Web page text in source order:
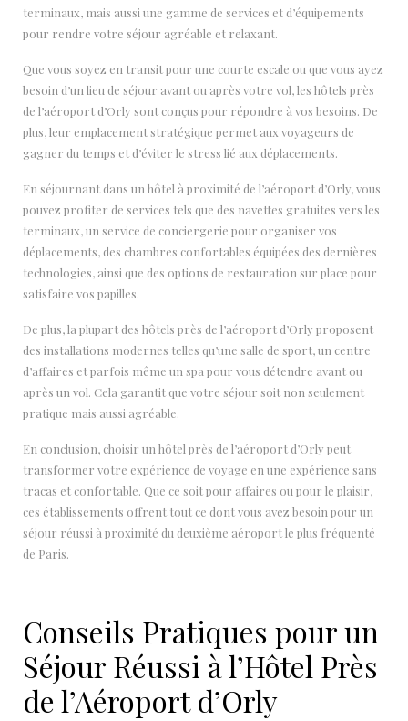
terminaux, mais aussi une gamme de services et d’équipements
pour rendre votre séjour agréable et relaxant.
Que vous soyez en transit pour une courte escale ou que vous ayez
besoin d’un lieu de séjour avant ou après votre vol, les hôtels près
de l’aéroport d’Orly sont conçus pour répondre à vos besoins. De
plus, leur emplacement stratégique permet aux voyageurs de
gagner du temps et d’éviter le stress lié aux déplacements.
En séjournant dans un hôtel à proximité de l’aéroport d’Orly, vous
pouvez profiter de services tels que des navettes gratuites vers les
terminaux, un service de conciergerie pour organiser vos
déplacements, des chambres confortables équipées des dernières
technologies, ainsi que des options de restauration sur place pour
satisfaire vos papilles.
De plus, la plupart des hôtels près de l’aéroport d’Orly proposent
des installations modernes telles qu’une salle de sport, un centre
d’affaires et parfois même un spa pour vous détendre avant ou
après un vol. Cela garantit que votre séjour soit non seulement
pratique mais aussi agréable.
En conclusion, choisir un hôtel près de l’aéroport d’Orly peut
transformer votre expérience de voyage en une expérience sans
tracas et confortable. Que ce soit pour affaires ou pour le plaisir,
ces établissements offrent tout ce dont vous avez besoin pour un
séjour réussi à proximité du deuxième aéroport le plus fréquenté
de Paris.
Conseils Pratiques pour un
Séjour Réussi à l’Hôtel Près
de l’Aéroport d’Orly